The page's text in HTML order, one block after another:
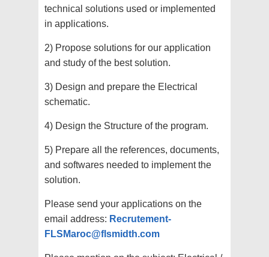
technical solutions used or implemented
in applications.
2) Propose solutions for our application
and study of the best solution.
3) Design and prepare the Electrical
schematic.
4) Design the Structure of the program.
5) Prepare all the references, documents,
and softwares needed to implement the
solution.
Please send your applications on the
email address: Recrutement-
FLSMaroc@flsmidth.com